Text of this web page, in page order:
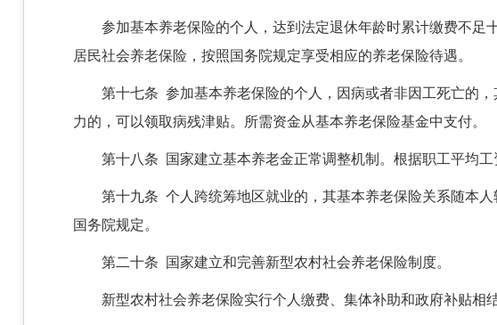
参加基本养老保险的个人，达到法定退休年龄时累计缴费不
居民社会养老保险，按照国务院规定享受相应的养老保险待遇。
第十七条 参加基本养老保险的个人，因病或者非因工死亡的
力的，可以领取病残津贴。所需资金从基本养老保险基金中支付。
第十八条 国家建立基本养老金正常调整机制。根据职工平均
第十九条 个人跨统筹地区就业的，其基本养老保险关系随本
国务院规定。
第二十条 国家建立和完善新型农村社会养老保险制度。
新型农村社会养老保险实行个人缴费、集体补助和政府补贴相结